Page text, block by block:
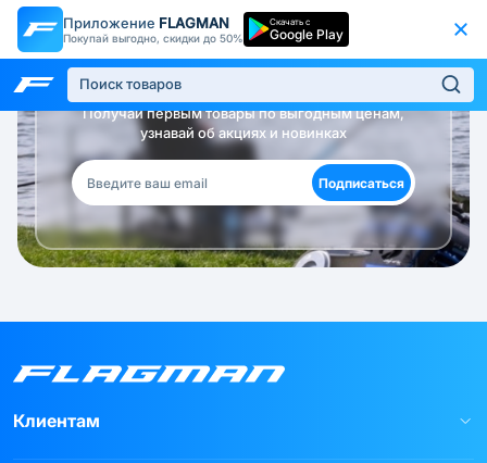
Приложение FLAGMAN
Покупай выгодно, скидки до 50%
Скачать с
Google Play
Будь в курсе!
Получай первым товары по выгодным ценам,
узнавай об акциях и новинках
Подписаться
Клиентам